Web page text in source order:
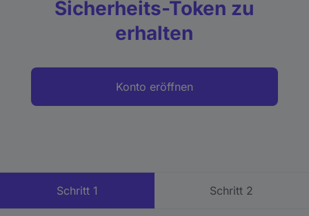
Sicherheits-Token zu
erhalten
Konto eröffnen
Schritt 1 Schritt 2